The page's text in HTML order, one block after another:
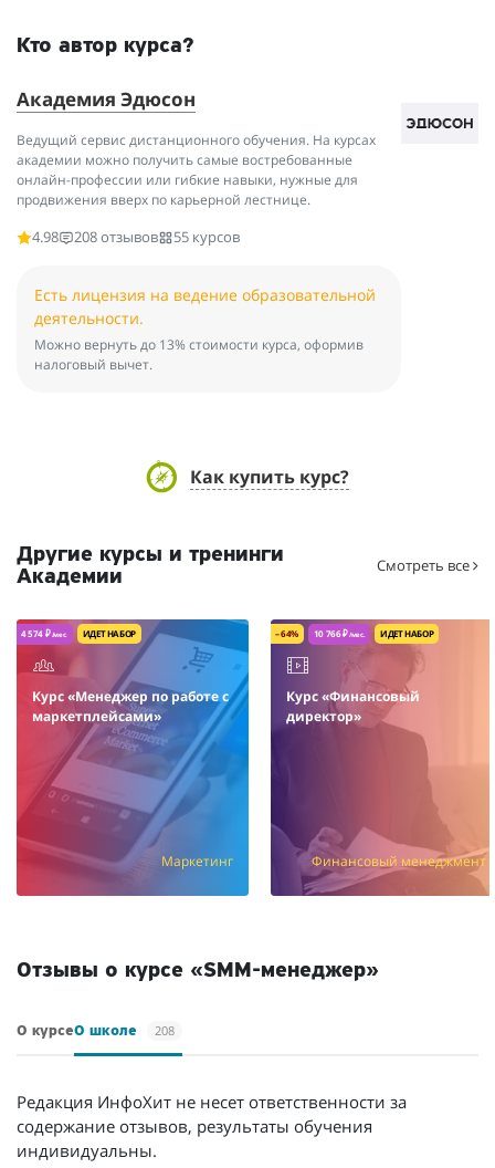
Кто автор курса?
Академия Эдюсон
Ведущий сервис дистанционного обучения. На курсах
академии можно получить самые востребованные
онлайн-профессии или гибкие навыки, нужные для
продвижения вверх по карьерной лестнице.
4.98
208 отзывов 55 курсов
Есть лицензия на ведение образовательной
деятельности.
Можно вернуть до 13% стоимости курса, оформив
налоговый вычет.
Как купить курс?
Другие курсы и тренинги
Академии
Смотреть все
4 574 ₽/мес. ИДЕТ НАБОР
Курс «Менеджер по работе с
маркетплейсами»
Маркетинг
– 64% 10 766 ₽/мес. ИДЕТ НАБОР
Курс «Финансовый
директор»
Финансовый менеджмент
Отзывы о курсе «SMM-менеджер»
О курсеО школе 208
Редакция ИнфоХит не несет ответственности за
содержание отзывов, результаты обучения
индивидуальны.